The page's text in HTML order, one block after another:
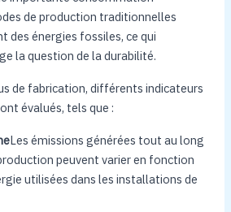
de production traditionnelles
des énergies fossiles, ce qui
la question de la durabilité.
de fabrication, différents indicateurs
évalués, tels que :
Les émissions générées tout au long
peuvent varier en fonction
utilisées dans les installations de